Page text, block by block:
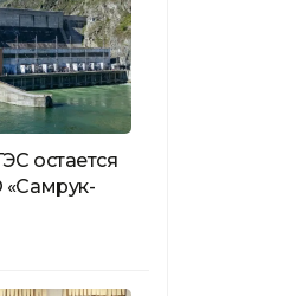
остается
«Самрук-